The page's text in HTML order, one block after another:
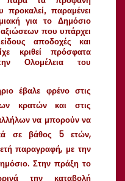
προκαλεί, παραμένει
για το Δημόσιο
που υπάρχει
αποδοχές και
κριθεί πρόσφατα
Ολομέλεια του
έβαλε φρένο στις
των κρατών και στις
να μπορούν να
σε βάθος 5 ετών,
παραγραφή, με την
Στην πράξη το
την καταβολή